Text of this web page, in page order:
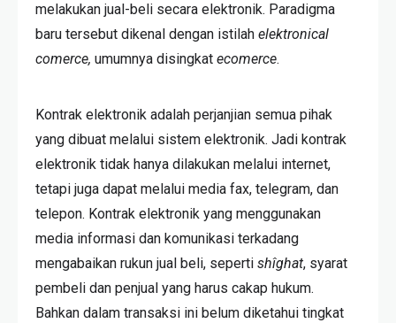
melakukan jual-beli secara elektronik. Paradigma
baru tersebut dikenal dengan istilah elektronical
comerce, umumnya disingkat ecomerce.
Kontrak elektronik adalah perjanjian semua pihak
yang dibuat melalui sistem elektronik. Jadi kontrak
elektronik tidak hanya dilakukan melalui internet,
tetapi juga dapat melalui media fax, telegram, dan
telepon. Kontrak elektronik yang menggunakan
media informasi dan komunikasi terkadang
mengabaikan rukun jual beli, seperti shîghat, syarat
pembeli dan penjual yang harus cakap hukum.
Bahkan dalam transaksi ini belum diketahui tingkat